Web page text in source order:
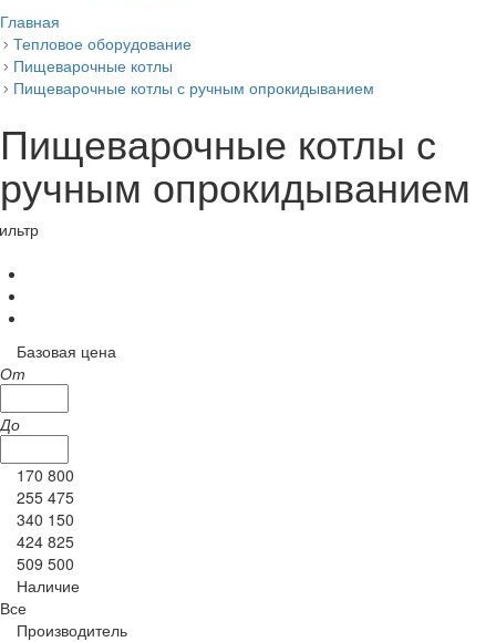
Главная
Тепловое оборудование
Пищеварочные котлы
Пищеварочные котлы с ручным опрокидыванием
Пищеварочные котлы с
ручным опрокидыванием
Базовая цена
От
До
170 800
255 475
340 150
424 825
509 500
Наличие
Все
Производитель